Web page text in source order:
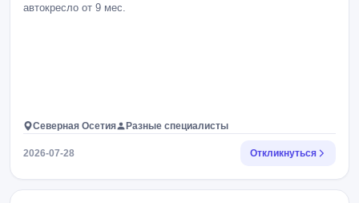
автокресло от 9 мес.
Северная Осетия Разные специалисты
2026-07-28 Откликнуться